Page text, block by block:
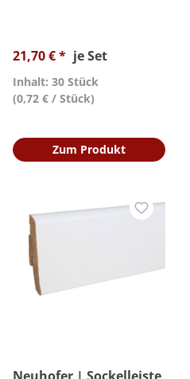
21,70 € * je Set
Inhalt: 30 Stück
(0,72 € / Stück)
Zum Produkt